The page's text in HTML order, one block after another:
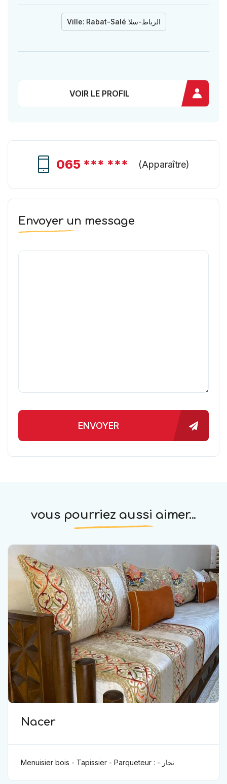
Ville: Rabat-Salé الرباط-سلا
VOIR LE PROFIL
065 *** *** (Apparaître)
Envoyer un message
ENVOYER
vous pourriez aussi aimer...
Nacer
Menuisier bois - Tapissier - Parqueteur : نجار -